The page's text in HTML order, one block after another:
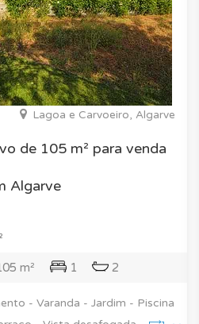
Lagoa e Carvoeiro, Algarve
de 105 m² para venda
Algarve
m² 1 2
- Varanda - Jardim - Piscina